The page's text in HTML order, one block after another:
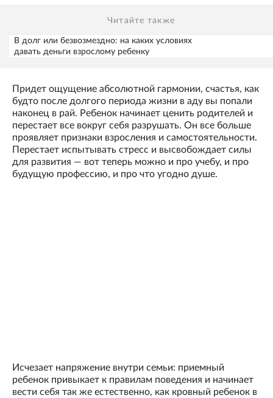
Читайте также
В долг или безвозмездно: на каких условиях
давать деньги взрослому ребенку
Придет ощущение абсолютной гармонии, счастья, как
будто после долгого периода жизни в аду вы попали
наконец в рай. Ребенок начинает ценить родителей и
перестает все вокруг себя разрушать. Он все больше
проявляет признаки взросления и самостоятельности.
Перестает испытывать стресс и высвобождает силы
для развития — вот теперь можно и про учебу, и про
будущую профессию, и про что угодно душе.
Исчезает напряжение внутри семьи: приемный
ребенок привыкает к правилам поведения и начинает
вести себя так же естественно, как кровный ребенок в